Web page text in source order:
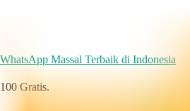
Massal Terbaik di Indonesia
Gratis.